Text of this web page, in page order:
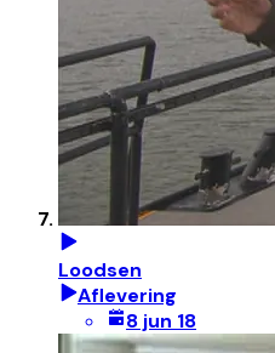
Loodsen
Aflevering
8 jun 18